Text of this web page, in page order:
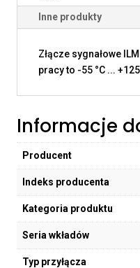
Inne produkty
Złącze sygnałowe
pracy to -55 °C ... +125
Informacje
Producent
Indeks producenta
Kategoria produktu
Seria wkładów
Typ przyłącza